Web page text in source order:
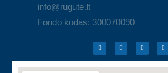
info@rugute.lt
Fondo kodas: 300070090